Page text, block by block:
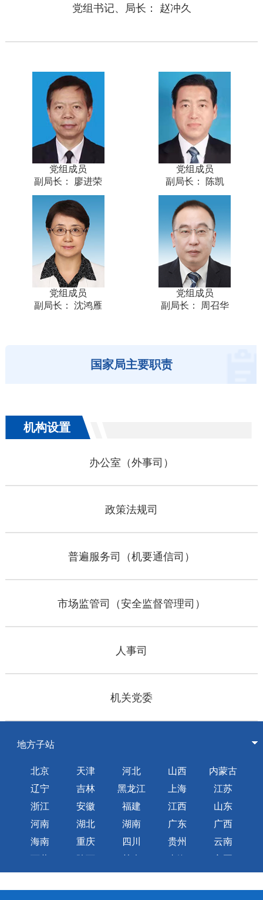
党组书记、局长： 赵冲久
党组成员
副局长： 廖进荣
党组成员
副局长： 陈凯
党组成员
副局长： 沈鸿雁
党组成员
副局长： 周召华
国家局主要职责
机构设置
办公室（外事司）
政策法规司
普遍服务司（机要通信司）
市场监管司（安全监督管理司）
人事司
机关党委
地方子站
北京 天津 河北 山西
内蒙古
辽宁
吉林 黑龙江 上海
江苏
浙江
安徽 福建 江西
山东
河南
湖北 湖南 广东
广西
海南
重庆 四川 贵州
云南